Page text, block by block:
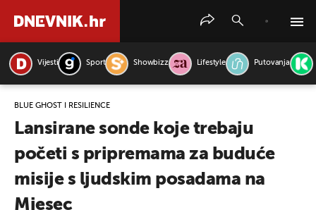
Vijesti Sport Showbizz Lifestyle Putovanja
BLUE GHOST I RESILIENCE
Lansirane sonde koje trebaju
početi s pripremama za buduće
misije s ljudskim posadama na
Mjesec
PRETRAŽITE VIJESTI